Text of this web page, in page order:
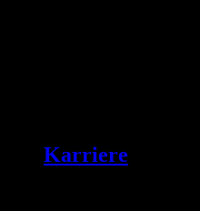
Karriere